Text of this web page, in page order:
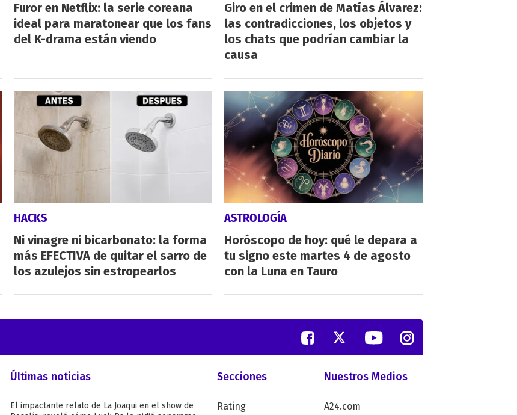
Furor en Netflix: la serie coreana
ideal para maratonear que los fans
del K-drama están viendo
Giro en el crimen de Matías Álvarez:
las contradicciones, los objetos y
los chats que podrían cambiar la
causa
HACKS
Ni vinagre ni bicarbonato: la forma
más EFECTIVA de quitar el sarro de
los azulejos sin estropearlos
ASTROLOGÍA
Horóscopo de hoy: qué le depara a
tu signo este martes 4 de agosto
con la Luna en Tauro
Últimas noticias
El impactante relato de La Joaqui en el show de
Secciones
Rating
Nuestros Medios
A24.com